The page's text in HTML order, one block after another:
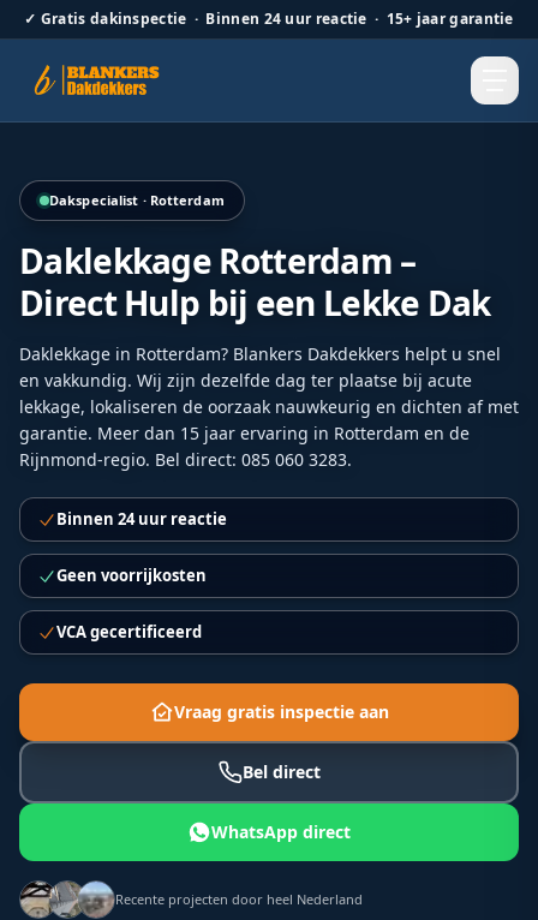
✓ Gratis dakinspectie · Binnen 24 uur reactie · 15+ jaar garantie
Dakspecialist · Rotterdam
Daklekkage Rotterdam –
Direct Hulp bij een Lekke Dak
Daklekkage in Rotterdam? Blankers Dakdekkers helpt u snel
en vakkundig. Wij zijn dezelfde dag ter plaatse bij acute
lekkage, lokaliseren de oorzaak nauwkeurig en dichten af met
garantie. Meer dan 15 jaar ervaring in Rotterdam en de
Rijnmond-regio. Bel direct: 085 060 3283.
Binnen 24 uur reactie
Geen voorrijkosten
VCA gecertificeerd
Vraag gratis inspectie aan
Bel direct
WhatsApp direct
Recente projecten door heel Nederland